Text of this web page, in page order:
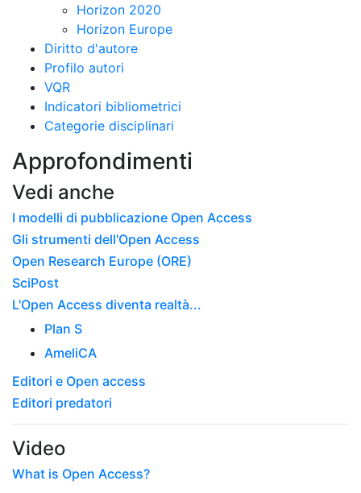
Horizon 2020
Horizon Europe
Diritto d'autore
Profilo autori
VQR
Indicatori bibliometrici
Categorie disciplinari
Approfondimenti
Vedi anche
I modelli di pubblicazione Open Access
Gli strumenti dell'Open Access
Open Research Europe (ORE)
SciPost
L'Open Access diventa realtà...
Plan S
AmeliCA
Editori e Open access
Editori predatori
Video
What is Open Access?